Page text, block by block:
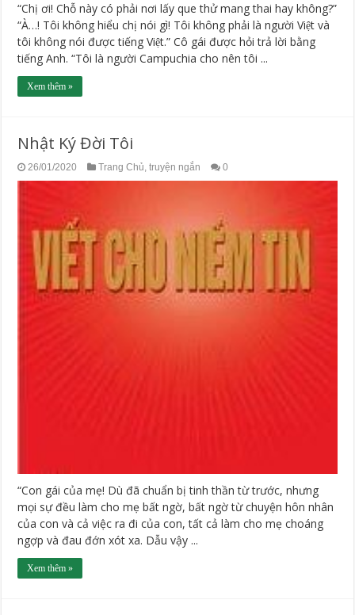
“Chị ơi! Chỗ này có phải nơi lấy que thử mang thai hay không?”
“À…! Tôi không hiểu chị nói gì! Tôi không phải là người Việt và
tôi không nói được tiếng Việt.” Cô gái được hỏi trả lời bằng
tiếng Anh. “Tôi là người Campuchia cho nên tôi ...
Xem thêm »
Nhật Ký Đời Tôi
26/01/2020 Trang Chủ,truyện ngắn 0
“Con gái của mẹ! Dù đã chuẩn bị tinh thần từ trước, nhưng
mọi sự đều làm cho mẹ bất ngờ, bất ngờ từ chuyện hôn nhân
của con và cả việc ra đi của con, tất cả làm cho mẹ choáng
ngợp và đau đớn xót xa. Dẫu vậy ...
Xem thêm »